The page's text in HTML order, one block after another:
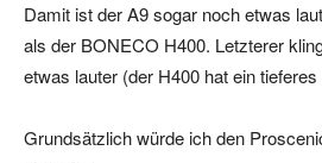
Damit ist der A9 sogar noch etwas
als der BONECO H400. Letzterer
etwas lauter (der H400 hat ein
Grundsätzlich würde ich den